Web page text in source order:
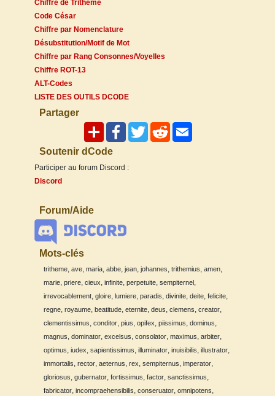
Chiffre de Trithème
Code César
Chiffre par Nomenclature
Désubstitution/Motif de Mot
Chiffre par Rang Consonnes/Voyelles
Chiffre ROT-13
ALT-Codes
LISTE DES OUTILS DCODE
Partager
Soutenir dCode
Participer au forum Discord :
Discord
Forum/Aide
Mots-clés
tritheme, ave, maria, abbe, jean, johannes, trithemius, amen,
marie, priere, cieux, infinite, perpetuite, sempiternel ,
irrevocablement, gloire, lumiere, paradis, divinite, deite, felicite,
regne, royaume, beatitude, eternite, deus, clemens, creator,
clementissimus, conditor, pius, opifex, piissimus, dominus,
magnus, dominator, excelsus, consolator, maximus, arbiter,
optimus, iudex, sapientissimus, illuminator, inuisibilis, illustrator,
immortalis, rector, aeternus, rex, sempiternus, imperator,
gloriosus, gubernator, fortissimus, factor, sanctissimus,
fabricator, incompraehensibilis, conseruator, omnipotens,